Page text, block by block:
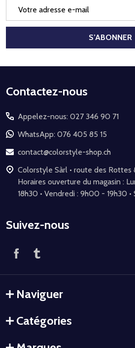
mail
S’ABONNER
Début
pied
de
page
Contactez-nous
Appelez-nous: 027 346 90 71
WhatsApp: 076 405 85 15
contact@colorstyle-shop.ch
Colorstyle Sàrl • route des Rottes 8 • 1964 Conthey •
Horaires ouverture du magasin : Lundi – jeudi : 9h00 –
18h30 • Vendredi : 9h00 - 19h30
Suivez-nous
Naviguer
Catégories